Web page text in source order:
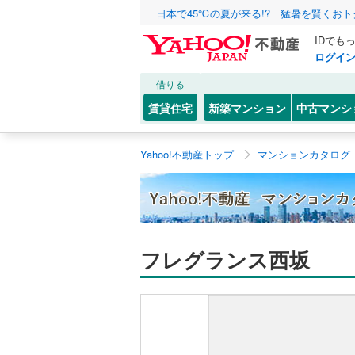
日本で45℃の夏が来る!? 猛暑を賢くおト
IDでも
ログイン
借りる
賃貸住宅 新築マンション 中古マンシ
Yahoo!不動産トップ マンションカタログ
フレグランス西坂